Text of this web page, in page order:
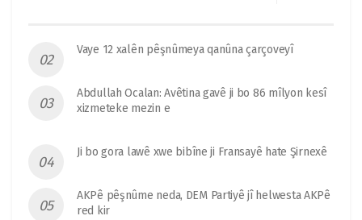
Vaye 12 xalên pêşnûmeya qanûna çarçoveyî
Abdullah Ocalan: Avêtina gavê ji bo 86 mîlyon kesî
xizmeteke mezin e
Ji bo gora lawê xwe bibîne ji Fransayê hate Şirnexê
AKPê pêşnûme neda, DEM Partiyê jî helwesta AKPê
red kir